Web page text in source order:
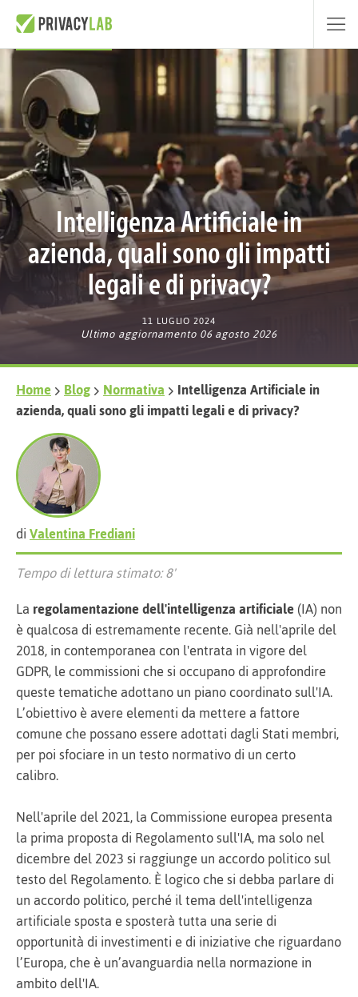
Intelligenza Artificiale in
azienda, quali sono gli impatti
legali e di privacy?
11 LUGLIO 2024
Ultimo aggiornamento 06 agosto 2026
Home Blog Normativa Intelligenza Artificiale in
azienda, quali sono gli impatti legali e di privacy?
diValentina Frediani
Tempo di lettura stimato: 8'
Laregolamentazione dell'intelligenza artificiale(IA) non
è qualcosa di estremamente recente. Già nell'aprile del
2018, in contemporanea con l'entrata in vigore del
GDPR, le commissioni che si occupano di approfondire
queste tematiche adottano un piano coordinato sull'IA.
L’obiettivo è avere elementi da mettere a fattore
comune che possano essere adottati dagli Stati membri,
per poi sfociare in un testo normativo di un certo
calibro.
Nell'aprile del 2021, la Commissione europea presenta
la prima proposta di Regolamento sull'IA, ma solo nel
dicembre del 2023 si raggiunge un accordo politico sul
testo del Regolamento. È logico che si debba parlare di
un accordo politico, perché il tema dell'intelligenza
artificiale sposta e sposterà tutta una serie di
opportunità di investimenti e di iniziative che riguardano
l’Europa, che è un’avanguardia nella normazione in
ambito dell'IA.